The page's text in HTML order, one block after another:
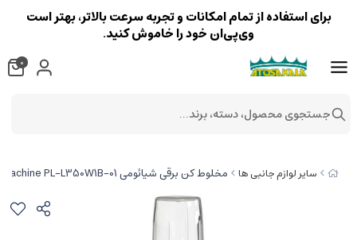
سایر لوازم جانبی ها مخلوط کن برقی شیائومی Blender Xiaomi Pinlo Cooking Machine PL-L350W1B-01
برای استفاده از تمام امکانات و تجربه سرعت بالاتر، بهتر است
وی‌پی‌ان خود را خاموش کنید.
0
جستجوی محصول، دسته، برند...